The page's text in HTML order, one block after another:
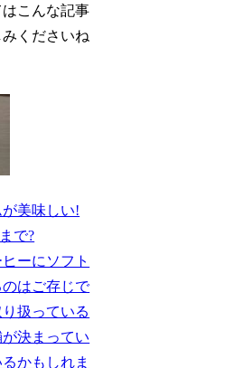
こんな記事
くださいね
美味しい!
で?
ーにソフト
はご存じで
扱っている
決まってい
かもしれま